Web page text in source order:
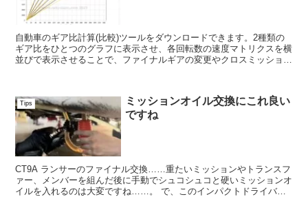
自動車のギア比計算(比較)ツールをダウンロードできます。2種類の
ギア比をひとつのグラフに表示させ、各回転数の速度マトリクスを横
並びで表示させることで、ファイナルギアの変更やクロスミッション
Tips
ミッションオイル交換にこれ良い
ですね
CT9A ランサーのファイナル交換……重たいミッションやトランスフ
ァー、メンバーを組んだ後に手動でシュコシュコと硬いミッションオ
イルを入れるのは大変ですね……。 で、このインパクトドライバー